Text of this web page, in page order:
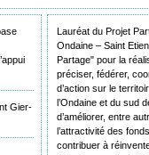
Gier-
Lauréat du Projet
Ondaine – Saint
Partage" pour la
préciser, fédérer,
d’action sur le
l’Ondaine et du sud
d’améliorer, entre
l’attractivité des
contribuer à